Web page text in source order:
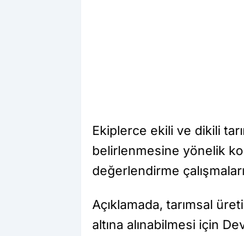
Ekiplerce ekili ve dikili
belirlenmesine yönelik
değerlendirme
Açıklamada, tarımsal
altına alınabilmesi için